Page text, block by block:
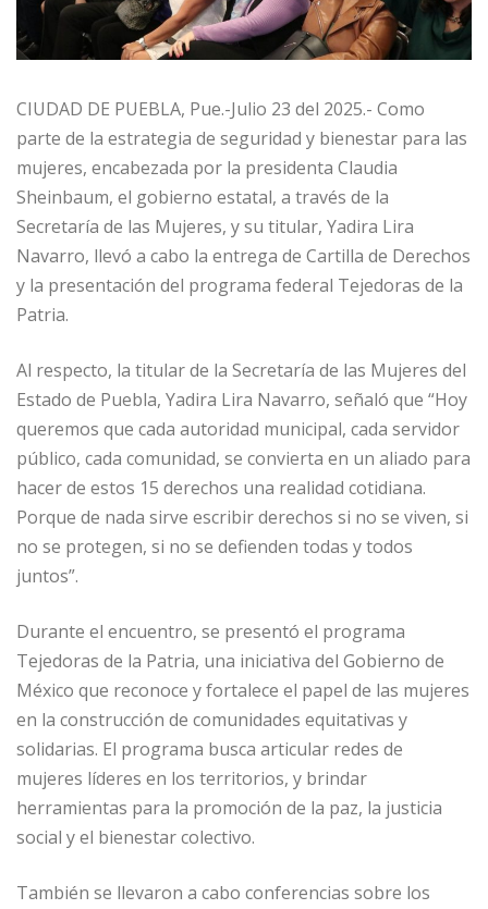
CIUDAD DE PUEBLA, Pue.-Julio 23 del 2025.- Como
parte de la estrategia de seguridad y bienestar para las
mujeres, encabezada por la presidenta Claudia
Sheinbaum, el gobierno estatal, a través de la
Secretaría de las Mujeres, y su titular, Yadira Lira
Navarro, llevó a cabo la entrega de Cartilla de Derechos
y la presentación del programa federal Tejedoras de la
Patria.
Al respecto, la titular de la Secretaría de las Mujeres del
Estado de Puebla, Yadira Lira Navarro, señaló que “Hoy
queremos que cada autoridad municipal, cada servidor
público, cada comunidad, se convierta en un aliado para
hacer de estos 15 derechos una realidad cotidiana.
Porque de nada sirve escribir derechos si no se viven, si
no se protegen, si no se defienden todas y todos
juntos”.
Durante el encuentro, se presentó el programa
Tejedoras de la Patria, una iniciativa del Gobierno de
México que reconoce y fortalece el papel de las mujeres
en la construcción de comunidades equitativas y
solidarias. El programa busca articular redes de
mujeres líderes en los territorios, y brindar
herramientas para la promoción de la paz, la justicia
social y el bienestar colectivo.
También se llevaron a cabo conferencias sobre los